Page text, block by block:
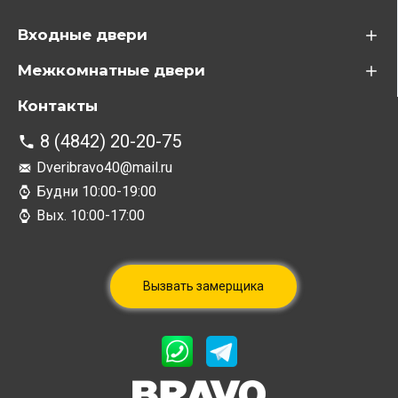
Входные двери
Межкомнатные двери
Контакты
8 (4842) 20-20-75
Dveribravo40@mail.ru
Будни 10:00-19:00
Вых. 10:00-17:00
Вызвать замерщика